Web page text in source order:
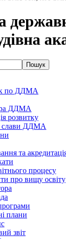
по ДДМА
ДДМА
розвитку
слави ДДМА
та
процесу
про вищу освіту
плани
звіт